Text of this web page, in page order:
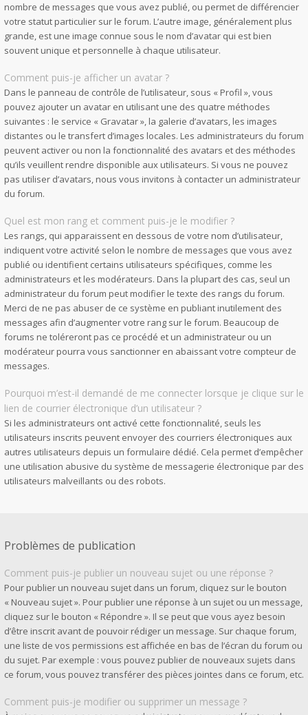
nombre de messages que vous avez publié, ou permet de différencier
votre statut particulier sur le forum. L’autre image, généralement plus
grande, est une image connue sous le nom d’avatar qui est bien
souvent unique et personnelle à chaque utilisateur.
Comment puis-je afficher un avatar ?
Dans le panneau de contrôle de l’utilisateur, sous « Profil », vous
pouvez ajouter un avatar en utilisant une des quatre méthodes
suivantes : le service « Gravatar », la galerie d’avatars, les images
distantes ou le transfert d’images locales. Les administrateurs du forum
peuvent activer ou non la fonctionnalité des avatars et des méthodes
qu’ils veuillent rendre disponible aux utilisateurs. Si vous ne pouvez
pas utiliser d’avatars, nous vous invitons à contacter un administrateur
du forum.
Quel est mon rang et comment puis-je le modifier ?
Les rangs, qui apparaissent en dessous de votre nom d’utilisateur,
indiquent votre activité selon le nombre de messages que vous avez
publié ou identifient certains utilisateurs spécifiques, comme les
administrateurs et les modérateurs. Dans la plupart des cas, seul un
administrateur du forum peut modifier le texte des rangs du forum.
Merci de ne pas abuser de ce système en publiant inutilement des
messages afin d’augmenter votre rang sur le forum. Beaucoup de
forums ne toléreront pas ce procédé et un administrateur ou un
modérateur pourra vous sanctionner en abaissant votre compteur de
messages.
Pourquoi m’est-il demandé de me connecter lorsque je clique sur le
lien de courrier électronique d’un utilisateur ?
Si les administrateurs ont activé cette fonctionnalité, seuls les
utilisateurs inscrits peuvent envoyer des courriers électroniques aux
autres utilisateurs depuis un formulaire dédié. Cela permet d’empêcher
une utilisation abusive du système de messagerie électronique par des
utilisateurs malveillants ou des robots.
Problèmes de publication
Comment puis-je publier un nouveau sujet ou une réponse ?
Pour publier un nouveau sujet dans un forum, cliquez sur le bouton
« Nouveau sujet ». Pour publier une réponse à un sujet ou un message,
cliquez sur le bouton « Répondre ». Il se peut que vous ayez besoin
d’être inscrit avant de pouvoir rédiger un message. Sur chaque forum,
une liste de vos permissions est affichée en bas de l’écran du forum ou
du sujet. Par exemple : vous pouvez publier de nouveaux sujets dans
ce forum, vous pouvez transférer des pièces jointes dans ce forum, etc.
Comment puis-je modifier ou supprimer un message ?